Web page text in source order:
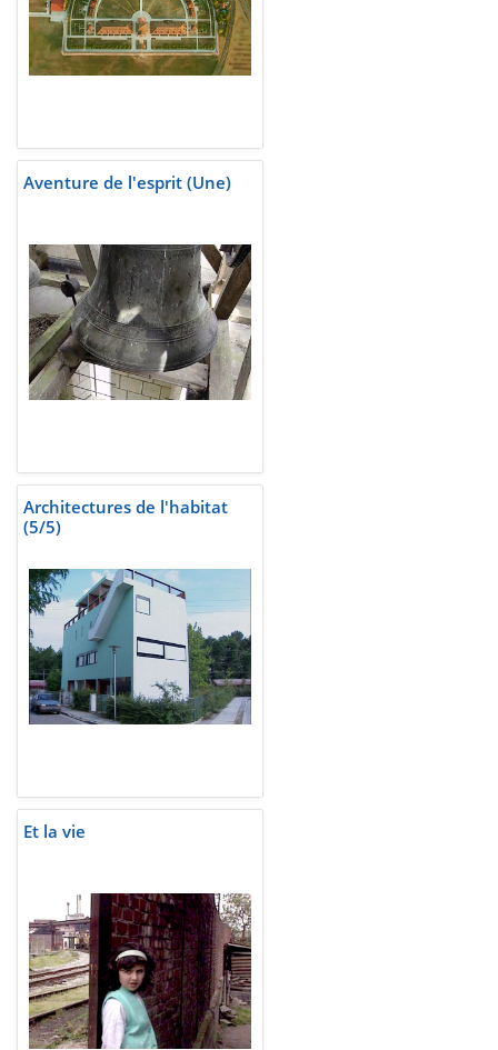
Aventure de l'esprit (Une)
Architectures de l'habitat
(5/5)
Et la vie